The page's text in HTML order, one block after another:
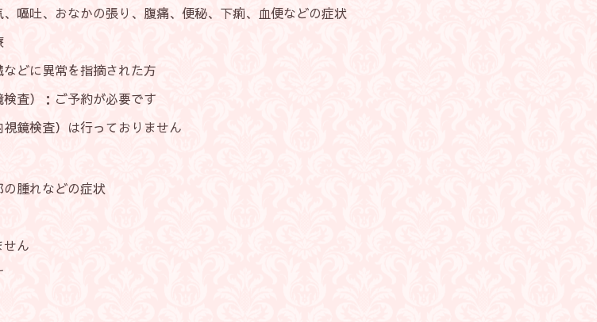
なかの張り、腹痛、便秘、下痢、血便などの症状
異常を指摘された方
：ご予約が必要です
）は行っておりません
などの症状
ん